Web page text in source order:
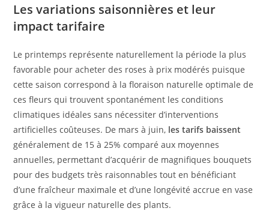
Les variations saisonnières et leur
impact tarifaire
Le printemps représente naturellement la période la plus
favorable pour acheter des roses à prix modérés puisque
cette saison correspond à la floraison naturelle optimale de
ces fleurs qui trouvent spontanément les conditions
climatiques idéales sans nécessiter d’interventions
artificielles coûteuses. De mars à juin, les tarifs baissent
généralement de 15 à 25% comparé aux moyennes
annuelles, permettant d’acquérir de magnifiques bouquets
pour des budgets très raisonnables tout en bénéficiant
d’une fraîcheur maximale et d’une longévité accrue en vase
grâce à la vigueur naturelle des plants.